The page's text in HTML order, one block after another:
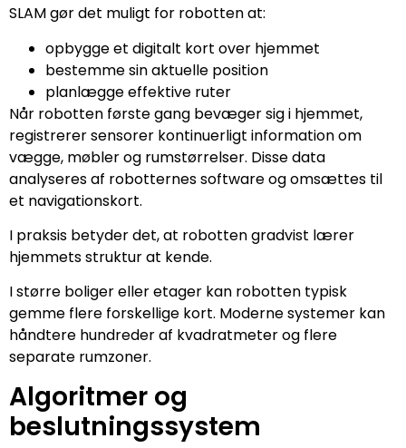
SLAM gør det muligt for robotten at:
opbygge et digitalt kort over hjemmet
bestemme sin aktuelle position
planlægge effektive ruter
Når robotten første gang bevæger sig i hjemmet,
registrerer sensorer kontinuerligt information om
vægge, møbler og rumstørrelser. Disse data
analyseres af robotternes software og omsættes til
et navigationskort.
I praksis betyder det, at robotten gradvist lærer
hjemmets struktur at kende.
I større boliger eller etager kan robotten typisk
gemme flere forskellige kort. Moderne systemer kan
håndtere hundreder af kvadratmeter og flere
separate rumzoner.
Algoritmer og
beslutningssystem